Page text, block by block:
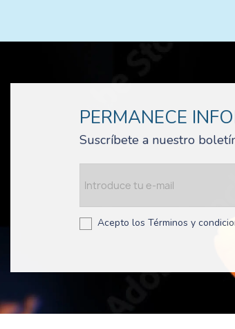
PERMANECE
Suscríbete a nuestro
Acepto los Términos y